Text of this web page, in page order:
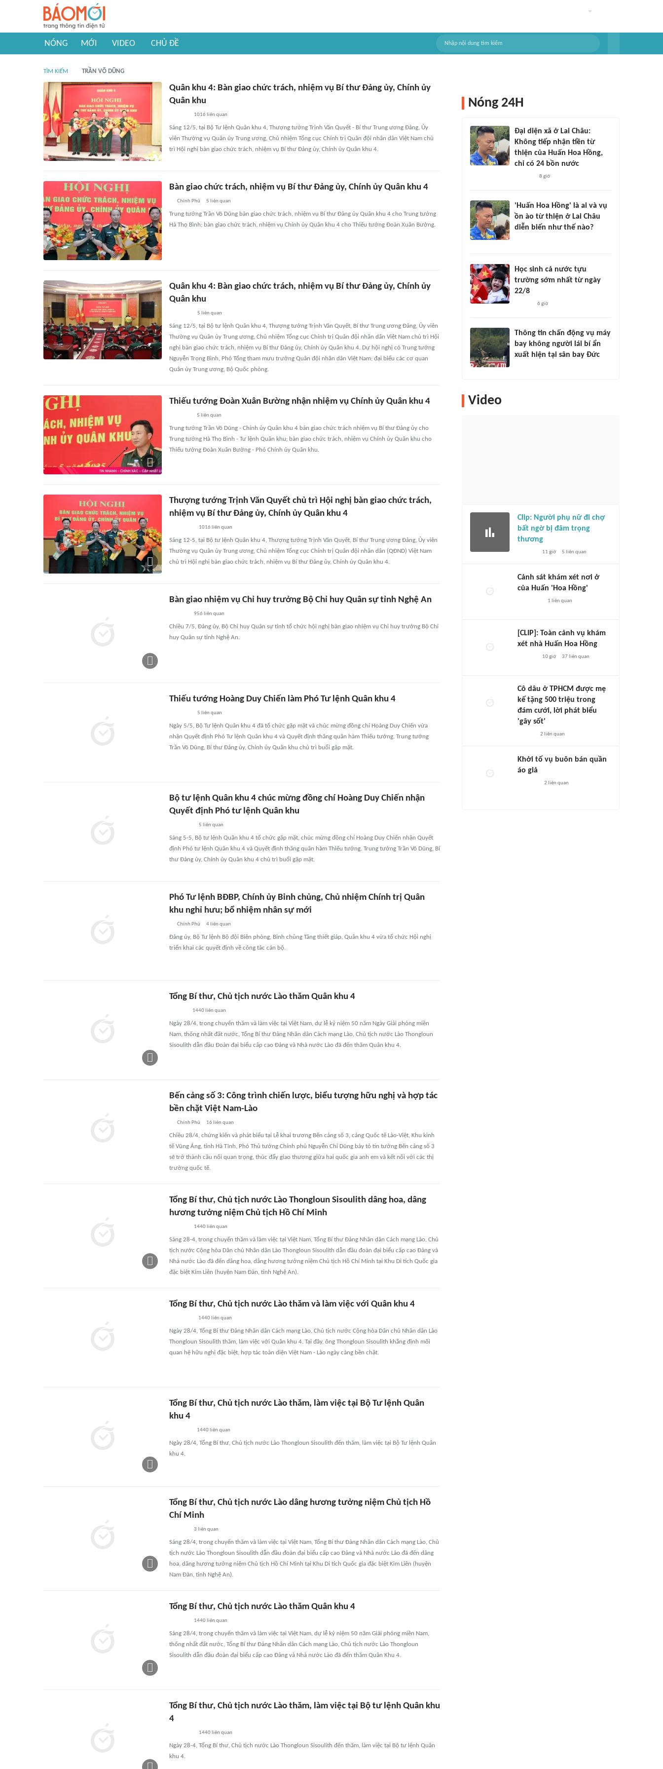
NÓNG MỚI VIDEO CHỦ ĐỀ
TÌM KIẾM TRẦN VÕ DŨNG
Quân khu 4: Bàn giao chức trách, nhiệm vụ Bí thư Đảng ủy, Chính ủy
Quân khu
1016 liên quan
Sáng 12/5, tại Bộ Tư lệnh Quân khu 4, Thượng tướng Trịnh Văn Quyết - Bí thư Trung ương Đảng, Ủy
viên Thường vụ Quân ủy Trung ương, Chủ nhiệm Tổng cục Chính trị Quân đội nhân dân Việt Nam chủ
trì Hội nghị bàn giao chức trách, nhiệm vụ Bí thư Đảng ủy, Chính ủy Quân khu 4.
Bàn giao chức trách, nhiệm vụ Bí thư Đảng ủy, Chính ủy Quân khu 4
Chính Phủ 5 liên quan
Trung tướng Trần Võ Dũng bàn giao chức trách, nhiệm vụ Bí thư Đảng ủy Quân khu 4 cho Trung tướng
Hà Thọ Bình; bàn giao chức trách, nhiệm vụ Chính ủy Quân khu 4 cho Thiếu tướng Đoàn Xuân Bường.
Quân khu 4: Bàn giao chức trách, nhiệm vụ Bí thư Đảng ủy, Chính ủy
Quân khu
5 liên quan
Sáng 12/5, tại Bộ tư lệnh Quân khu 4, Thượng tướng Trịnh Văn Quyết, Bí thư Trung ương Đảng, Ủy viên
Thường vụ Quân ủy Trung ương, Chủ nhiệm Tổng cục Chính trị Quân đội nhân dân Việt Nam chủ trì Hội
nghị bàn giao chức trách, nhiệm vụ Bí thư Đảng ủy, Chính ủy Quân khu 4. Dự hội nghị có Trung tướng
Nguyễn Trọng Bình, Phó Tổng tham mưu trưởng Quân đội nhân dân Việt Nam; đại biểu các cơ quan
Quân ủy Trung ương, Bộ Quốc phòng.
Thiếu tướng Đoàn Xuân Bường nhận nhiệm vụ Chính ủy Quân khu 4
5 liên quan
Trung tướng Trần Võ Dũng - Chính ủy Quân khu 4 bàn giao chức trách nhiệm vụ Bí thư Đảng ủy cho
Trung tướng Hà Thọ Bình - Tư lệnh Quân khu; bàn giao chức trách, nhiệm vụ Chính ủy Quân khu cho
Thiếu tướng Đoàn Xuân Bường - Phó Chính ủy Quân khu.
Thượng tướng Trịnh Văn Quyết chủ trì Hội nghị bàn giao chức trách,
nhiệm vụ Bí thư Đảng ủy, Chính ủy Quân khu 4
1016 liên quan
Sáng 12-5, tại Bộ tư lệnh Quân khu 4, Thượng tướng Trịnh Văn Quyết, Bí thư Trung ương Đảng, Ủy viên
Thường vụ Quân ủy Trung ương, Chủ nhiệm Tổng cục Chính trị Quân đội nhân dân (QĐND) Việt Nam
chủ trì Hội nghị bàn giao chức trách, nhiệm vụ Bí thư Đảng ủy, Chính ủy Quân khu 4.
Bàn giao nhiệm vụ Chỉ huy trưởng Bộ Chỉ huy Quân sự tỉnh Nghệ An
956 liên quan
Chiều 7/5, Đảng ủy, Bộ Chỉ huy Quân sự tỉnh tổ chức hội nghị bàn giao nhiệm vụ Chỉ huy trưởng Bộ Chỉ
huy Quân sự tỉnh Nghệ An.
Thiếu tướng Hoàng Duy Chiến làm Phó Tư lệnh Quân khu 4
5 liên quan
Ngày 5/5, Bộ Tư lệnh Quân khu 4 đã tổ chức gặp mặt và chúc mừng đồng chí Hoàng Duy Chiến vừa
nhận Quyết định Phó Tư lệnh Quân khu 4 và Quyết định thăng quân hàm Thiếu tướng. Trung tướng
Trần Võ Dũng, Bí thư Đảng ủy, Chính ủy Quân khu chủ trì buổi gặp mặt.
Bộ tư lệnh Quân khu 4 chúc mừng đồng chí Hoàng Duy Chiến nhận
Quyết định Phó tư lệnh Quân khu
5 liên quan
Sáng 5-5, Bộ tư lệnh Quân khu 4 tổ chức gặp mặt, chúc mừng đồng chí Hoàng Duy Chiến nhận Quyết
định Phó tư lệnh Quân khu 4 và Quyết định thăng quân hàm Thiếu tướng. Trung tướng Trần Võ Dũng, Bí
thư Đảng ủy, Chính ủy Quân khu 4 chủ trì buổi gặp mặt.
Phó Tư lệnh BĐBP, Chính ủy Binh chủng, Chủ nhiệm Chính trị Quân
khu nghỉ hưu; bổ nhiệm nhân sự mới
Chính Phủ 4 liên quan
Đảng ủy, Bộ Tư lệnh Bộ đội Biên phòng, Binh chủng Tăng thiết giáp, Quân khu 4 vừa tổ chức Hội nghị
triển khai các quyết định về công tác cán bộ.
Tổng Bí thư, Chủ tịch nước Lào thăm Quân khu 4
1440 liên quan
Ngày 28/4, trong chuyến thăm và làm việc tại Việt Nam, dự lễ kỷ niệm 50 năm Ngày Giải phóng miền
Nam, thống nhất đất nước, Tổng Bí thư Đảng Nhân dân Cách mạng Lào, Chủ tịch nước Lào Thongloun
Sisoulith dẫn đầu Đoàn đại biểu cấp cao Đảng và Nhà nước Lào đã đến thăm Quân khu 4.
Bến cảng số 3: Công trình chiến lược, biểu tượng hữu nghị và hợp tác
bền chặt Việt Nam-Lào
Chính Phủ 16 liên quan
Chiều 28/4, chứng kiến và phát biểu tại Lễ khai trương Bến cảng số 3, cảng Quốc tế Lào-Việt, Khu kinh
tế Vũng Áng, tỉnh Hà Tĩnh, Phó Thủ tướng Chính phủ Nguyễn Chí Dũng bày tỏ tin tưởng Bến cảng số 3
sẽ trở thành cầu nối quan trọng, thúc đẩy giao thương giữa hai quốc gia anh em và kết nối với các thị
trường quốc tế.
Tổng Bí thư, Chủ tịch nước Lào Thongloun Sisoulith dâng hoa, dâng
hương tưởng niệm Chủ tịch Hồ Chí Minh
1440 liên quan
Sáng 28-4, trong chuyến thăm và làm việc tại Việt Nam, Tổng Bí thư Đảng Nhân dân Cách mạng Lào, Chủ
tịch nước Cộng hòa Dân chủ Nhân dân Lào Thongloun Sisoulith dẫn đầu đoàn đại biểu cấp cao Đảng và
Nhà nước Lào đã đến dâng hoa, dâng hương tưởng niệm Chủ tịch Hồ Chí Minh tại Khu Di tích Quốc gia
đặc biệt Kim Liên (huyện Nam Đàn, tỉnh Nghệ An).
Tổng Bí thư, Chủ tịch nước Lào thăm và làm việc với Quân khu 4
1440 liên quan
Ngày 28/4, Tổng Bí thư Đảng Nhân dân Cách mạng Lào, Chủ tịch nước Cộng hòa Dân chủ Nhân dân Lào
Thongloun Sisoulith thăm, làm việc với Quân khu 4. Tại đây, ông Thongloun Sisoulith khẳng định mối
quan hệ hữu nghị đặc biệt, hợp tác toàn diện Việt Nam - Lào ngày càng bền chặt.
Tổng Bí thư, Chủ tịch nước Lào thăm, làm việc tại Bộ Tư lệnh Quân
khu 4
1440 liên quan
Ngày 28/4, Tổng Bí thư, Chủ tịch nước Lào Thongloun Sisoulith đến thăm, làm việc tại Bộ Tư lệnh Quân
khu 4.
Tổng Bí thư, Chủ tịch nước Lào dâng hương tưởng niệm Chủ tịch Hồ
Chí Minh
3 liên quan
Sáng 28/4, trong chuyến thăm và làm việc tại Việt Nam, Tổng Bí thư Đảng Nhân dân Cách mạng Lào, Chủ
tịch nước Lào Thongloun Sisoulith dẫn đầu đoàn đại biểu cấp cao Đảng và Nhà nước Lào đã đến dâng
hoa, dâng hương tưởng niệm Chủ tịch Hồ Chí Minh tại Khu Di tích Quốc gia đặc biệt Kim Liên (huyện
Nam Đàn, tỉnh Nghệ An).
Tổng Bí thư, Chủ tịch nước Lào thăm Quân khu 4
1440liên quan
Sáng 28/4, trong chuyến thăm và làm việc tại Việt Nam, dự lễ kỷ niệm 50 năm Giải phóng miền Nam,
thống nhất đất nước, Tổng Bí thư Đảng Nhân dân Cách mạng Lào, Chủ tịch nước Lào Thongloun
Sisoulith dẫn đầu đoàn đại biểu cấp cao Đảng và Nhà nước Lào đã đến thăm Quân Khu 4.
Tổng Bí thư, Chủ tịch nước Lào thăm, làm việc tại Bộ tư lệnh Quân khu
4
1440 liên quan
Ngày 28-4, Tổng Bí thư, Chủ tịch nước Lào Thongloun Sisoulith đến thăm, làm việc tại Bộ tư lệnh Quân
khu 4.
Nóng 24H
Đại diện xã ở Lai Châu:
Không tiếp nhận tiền từ
thiện của Huấn Hoa Hồng,
chỉ có 24 bồn nước
8 giờ
'Huấn Hoa Hồng' là ai và vụ
ồn ào từ thiện ở Lai Châu
diễn biến như thế nào?
Học sinh cả nước tựu
trường sớm nhất từ ngày
22/8
6 giờ
Thông tin chấn động vụ máy
bay không người lái bí ẩn
xuất hiện tại sân bay Đức
Video
Clip: Người phụ nữ đi chợ
bất ngờ bị đâm trọng
thương
11 giờ 5 liên quan
Cảnh sát khám xét nơi ở
của Huấn 'Hoa Hồng'
1 liên quan
[CLIP]: Toàn cảnh vụ khám
xét nhà Huấn Hoa Hồng
10 giờ 37liên quan
Cô dâu ở TPHCM được mẹ
kế tặng 500 triệu trong
đám cưới, lời phát biểu
'gây sốt'
2 liên quan
Khởi tố vụ buôn bán quần
áo giả
2 liên quan